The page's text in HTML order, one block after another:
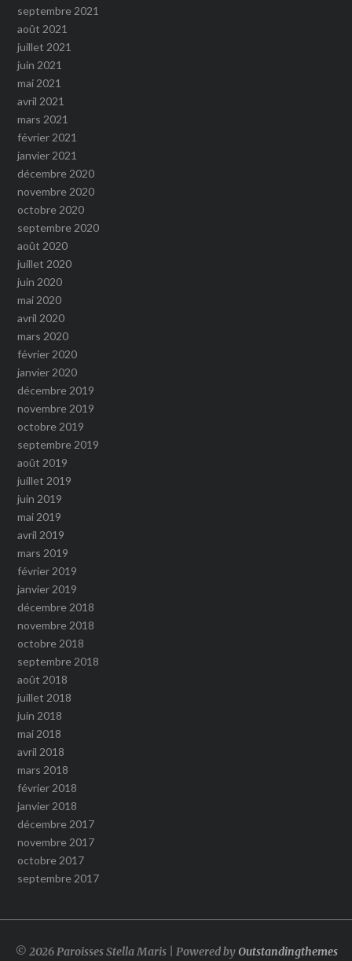
septembre 2021
août 2021
juillet 2021
juin 2021
mai 2021
avril 2021
mars 2021
février 2021
janvier 2021
décembre 2020
novembre 2020
octobre 2020
septembre 2020
août 2020
juillet 2020
juin 2020
mai 2020
avril 2020
mars 2020
février 2020
janvier 2020
décembre 2019
novembre 2019
octobre 2019
septembre 2019
août 2019
juillet 2019
juin 2019
mai 2019
avril 2019
mars 2019
février 2019
janvier 2019
décembre 2018
novembre 2018
octobre 2018
septembre 2018
août 2018
juillet 2018
juin 2018
mai 2018
avril 2018
mars 2018
février 2018
janvier 2018
décembre 2017
novembre 2017
octobre 2017
septembre 2017
© 2026 Paroisses Stella Maris | Powered byOutstandingthemes